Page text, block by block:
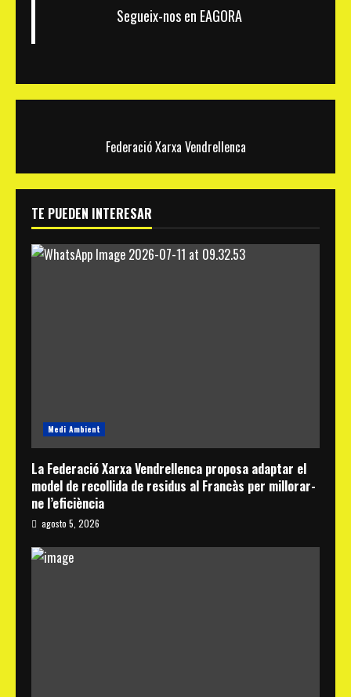
Segueix-nos en EAGORA
Federació Xarxa Vendrellenca
TE PUEDEN INTERESAR
Medi Ambient
La Federació Xarxa Vendrellenca proposa adaptar el
model de recollida de residus al Francàs per millorar-
ne l’eficiència
agosto 5, 2026